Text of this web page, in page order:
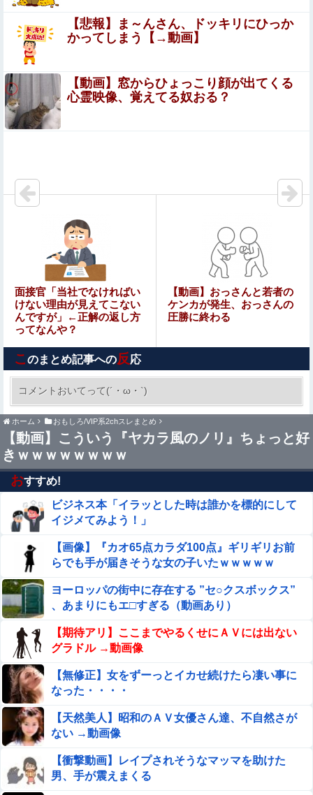
【シコ画像】 巨乳女さん、混浴風呂でクッソエ口い身体を
見せびらかすｗｗｗｗｗｗｗｗｗｗｗ
【動画】野犬の群れに襲われた男性、とんでもない方
法で制圧するｗｗｗｗｗｗｗ
女芸人の吉住さん（36）メイクしたら普通に美人の部類だ
クトを経験した専門家を何人か呼び戻しました」
【動画】甲子園の女性審判、大誤審で炎上
手を繋いで駆け寄るあやめんとさくたんが可愛すぎ
る！！！【乃木坂46】他
【悲報】尻穴でHしたらｗｗｗｗｗｗｗｗｗｗｗｗ
おひさまの『イチャイチャ虫』発表時の反応が悲惨すぎる
フロム「ダークソウルを完結させるでー！」←おおええや
ん
【悲報】ちいかわ作者さん、「総額30億超」の
大豪邸を建てる！？ｗｗｗｗｗ
「今日のお前らが言うな大賞？」とメディア関係者の一般
人への苦言にツッコミ殺到、被災地の避難所でカメラまわ
すのは……他
【朗報】Vtuber界、新たなる『弱男の姫』が爆誕ｗｗｗｗ
ｗｗｗｗｗｗｗ
【動画】DJI Neo2で釣りの自撮りをしようとした男の悲
劇（ノ∇`）
【画像】 このハゲにやられたJKがたくさんいるという事
実
シカ「ヒマワリ全部喰った」 郡山布引風の高原まつ
り中止
【艦これ】なんだろう、なんか火力足りんのよな
【悲報】プロゲーマーさん、加藤純一信者を怒らせてしま
った結果、好き嫌い5位にwwwwwwww
【悲報】日本人の86% 「雷門の正式名称は？」を答えられ
ないww
【画像】森高千里(55) 「ミニスカートはとてもムリよ若い
【悲報】ま～んさん、ドッキリにひっか
かってしまう【→動画】
【動画】窓からひょっこり顔が出てくる
心霊映像、覚えてる奴おる？
面接官「当社でなければい
けない理由が見えてこない
んですが」←正解の返し方
ってなんや？
【動画】おっさんと若者の
ケンカが発生、おっさんの
圧勝に終わる
こ のまとめ記事への反応
コメントおいてって(´・ω・`)
ホーム おもしろ/VIP系2chスレまとめ
【動画】こういう『ヤカラ風のノリ』ちょっと好
きｗｗｗｗｗｗｗｗ
おすすめ!
ビジネス本「イラッとした時は誰かを標的にして
イジメてみよう！」
【画像】『カオ65点カラダ100点』ギリギリお前
らでも手が届きそうな女の子いたｗｗｗｗｗ
ヨーロッパの街中に存在する ”セ○クスボックス”
、あまりにもエ□すぎる（動画あり）
【期待アリ】ここまでやるくせにＡＶには出ない
グラドル →動画像
【無修正】女をずーっとイカせ続けたら凄い事に
なった・・・・
【天然美人】昭和のＡＶ女優さん達、不自然さが
ない →動画像
【衝撃動画】レイプされそうなマッマを助けた
男、手が震えまくる